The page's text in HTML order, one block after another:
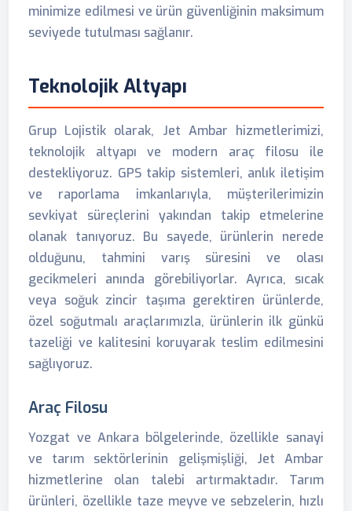
minimize edilmesi ve ürün güvenliğinin maksimum
seviyede tutulması sağlanır.
Teknolojik Altyapı
Grup Lojistik olarak, Jet Ambar hizmetlerimizi,
teknolojik altyapı ve modern araç filosu ile
destekliyoruz. GPS takip sistemleri, anlık iletişim
ve raporlama imkanlarıyla, müşterilerimizin
sevkiyat süreçlerini yakından takip etmelerine
olanak tanıyoruz. Bu sayede, ürünlerin nerede
olduğunu, tahmini varış süresini ve olası
gecikmeleri anında görebiliyorlar. Ayrıca, sıcak
veya soğuk zincir taşıma gerektiren ürünlerde,
özel soğutmalı araçlarımızla, ürünlerin ilk günkü
tazeliği ve kalitesini koruyarak teslim edilmesini
sağlıyoruz.
Araç Filosu
Yozgat ve Ankara bölgelerinde, özellikle sanayi
ve tarım sektörlerinin gelişmişliği, Jet Ambar
hizmetlerine olan talebi artırmaktadır. Tarım
ürünleri, özellikle taze meyve ve sebzelerin, hızlı